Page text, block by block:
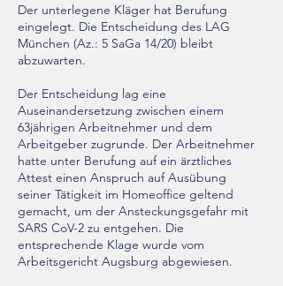
Der unterlegene Kläger hat Berufung
eingelegt. Die Entscheidung des LAG
München (Az.: 5 SaGa 14/20) bleibt
abzuwarten.
Der Entscheidung lag eine
Auseinandersetzung zwischen einem
63jährigen Arbeitnehmer und dem
Arbeitgeber zugrunde. Der Arbeitnehmer
hatte unter Berufung auf ein ärztliches
Attest einen Anspruch auf Ausübung
seiner Tätigkeit im Homeoffice geltend
gemacht, um der Ansteckungsgefahr mit
SARS CoV-2 zu entgehen. Die
entsprechende Klage wurde vom
Arbeitsgericht Augsburg abgewiesen.